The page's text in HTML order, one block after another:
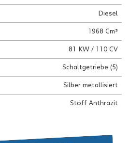
Diesel
1968 Cm³
81 KW / 110 CV
Schaltgetriebe (5)
Silber metallisiert
Stoff Anthrazit